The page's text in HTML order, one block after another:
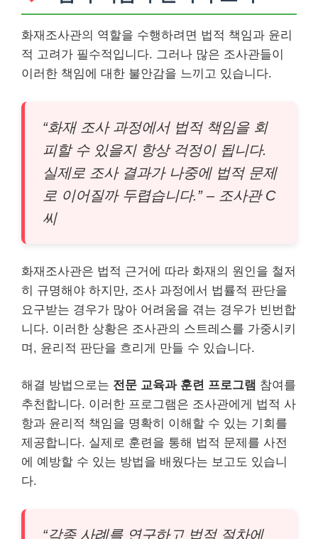
화재조사관의 역할을 수행하려면 법적 책임과 윤리
적 고려가 필수적입니다. 그러나 많은 조사관들이
이러한 책임에 대한 불안감을 느끼고 있습니다.
“화재 조사 과정에서 법적 책임을 회
피할 수 있을지 항상 걱정이 됩니다.
실제로 조사 결과가 나중에 법적 문제
로 이어질까 두렵습니다.” – 조사관 C
씨
화재조사관은 법적 근거에 따라 화재의 원인을 철저
히 규명해야 하지만, 조사 과정에서 법률적 판단을
요구받는 경우가 많아 어려움을 겪는 경우가 빈번합
니다. 이러한 상황은 조사관의 스트레스를 가중시키
며, 윤리적 판단을 흐리게 만들 수 있습니다.
해결 방법으로는 전문 교육과 훈련 프로그램 참여를
추천합니다. 이러한 프로그램은 조사관에게 법적 사
항과 윤리적 책임을 명확히 이해할 수 있는 기회를
제공합니다. 실제로 훈련을 통해 법적 문제를 사전
에 예방할 수 있는 방법을 배웠다는 보고도 있습니
다.
“각종 사례를 연구하고 법적 절차에